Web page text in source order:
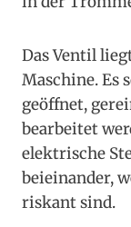
Das Ventil
Maschine. Es
geöffnet,
bearbeitet
elektrische
beieinander,
riskant sind.